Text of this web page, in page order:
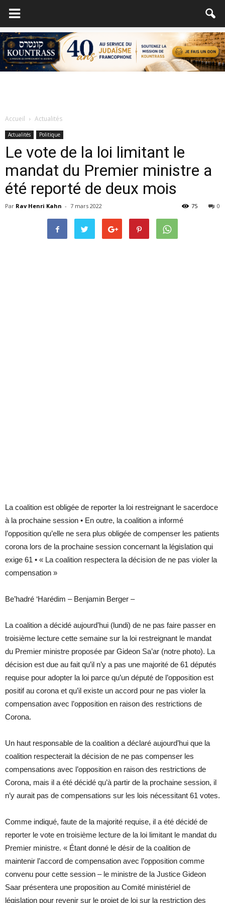
Accueil Actualités
Actualités Politique
Le vote de la loi limitant le
mandat du Premier ministre a
été reporté de deux mois
Par Rav Henri Kahn - 7 mars 2022 0
75
La coalition est obligée de reporter la loi restreignant le sacerdoce
à la prochaine session • En outre, la coalition a informé
l’opposition qu’elle ne sera plus obligée de compenser les patients
corona lors de la prochaine session concernant la législation qui
exige 61 • « La coalition respectera la décision de ne pas violer la
compensation »
Be’hadré ‘Harédim – Benjamin Berger –
La coalition a décidé aujourd’hui (lundi) de ne pas faire passer en
troisième lecture cette semaine sur la loi restreignant le mandat
du Premier ministre proposée par Gideon Sa’ar (notre photo). La
décision est due au fait qu’il n’y a pas une majorité de 61 députés
requise pour adopter la loi parce qu’un député de l’opposition est
positif au corona et qu’il existe un accord pour ne pas violer la
compensation avec l’opposition en raison des restrictions de
Corona.
Un haut responsable de la coalition a déclaré aujourd’hui que la
coalition respecterait la décision de ne pas compenser les
compensations avec l’opposition en raison des restrictions de
Corona, mais il a été décidé qu’à partir de la prochaine session, il
n’y aurait pas de compensations sur les lois nécessitant 61 votes.
Comme indiqué, faute de la majorité requise, il a été décidé de
reporter le vote en troisième lecture de la loi limitant le mandat du
Premier ministre. « Étant donné le désir de la coalition de
maintenir l’accord de compensation avec l’opposition comme
convenu pour cette session – le ministre de la Justice Gideon
Saar présentera une proposition au Comité ministériel de
législation pour revenir sur le projet de loi sur la restriction des